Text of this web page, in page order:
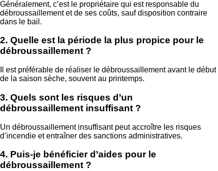
Généralement, c’est le propriétaire qui est responsable du
débroussaillement et de ses coûts, sauf disposition contraire
dans le bail.
2. Quelle est la période la plus propice pour le
débroussaillement ?
Il est préférable de réaliser le débroussaillement avant le début
de la saison sèche, souvent au printemps.
3. Quels sont les risques d’un
débroussaillement insuffisant ?
Un débroussaillement insuffisant peut accroître les risques
d’incendie et entraîner des sanctions administratives.
4. Puis-je bénéficier d’aides pour le
débroussaillement ?